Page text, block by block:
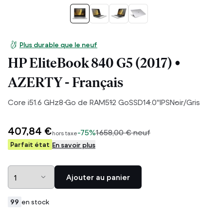
Plus durable que le neuf
HP EliteBook 840 G5 (2017) •
AZERTY - Français
Core i51.6 GHz8Go de RAM512 GoSSD14.0"IPSNoir/Gris
407,84 €hors taxe-75%1 658,00 € neuf
Parfait état En savoir plus
Ajouter au panier
99 en stock